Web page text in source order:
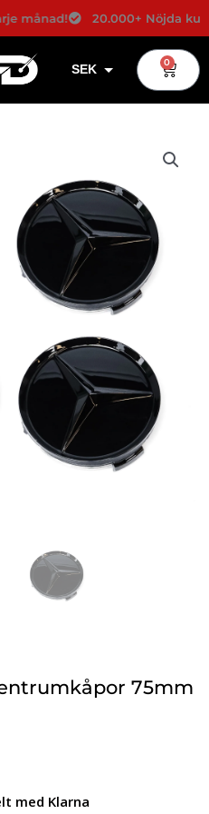
månad! 20.000+ Nöjda
SEK
USD
DKK
NOK
GBP
0
75mm
med Klarna